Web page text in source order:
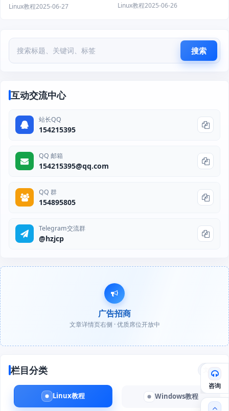
Linux教程2025-06-27 Linux教程2025-06-26
搜索
互动交流中心
站长QQ
154215395
QQ 邮箱
154215395@qq.com
QQ 群
154895805
Telegram交流群
@hzjcp
广告招商
文章详情页右侧 · 优质席位开放中
栏目分类 文章
Linux教程 Windows教程
咨询